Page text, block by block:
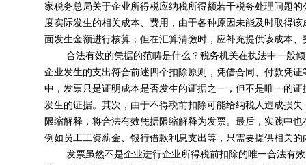
家税务总局关于企业所得税应纳税所得额若干税务处理问题
度实际发生的相关成本、费用，由于各种原因未能及时取得
面发生金额进行核算；但在汇算清缴时，应补充提供该成本
合法有效的凭据的范畴是什么？税务机关在执法中一般
企业发生的支出符合前述四个扣除原则，凭借合同、付款凭
中，发票只是证明成本是否发生的证据之一，但不是唯一的
发生的证据。其次，由于不得税前扣除可能给纳税人造成损
限缩解释，将合法有效凭据限缩解释为发票。最后，实践中
例如员工工资薪金、银行借款利息支出等，只需要提供相关
发票虽然不是企业进行企业所得税前扣除的唯一合法有